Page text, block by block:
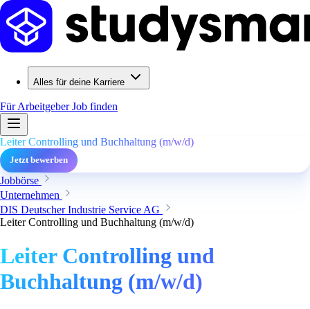
Alles für deine Karriere
Für ArbeitgeberJob finden
Leiter Controlling und Buchhaltung (m/w/d)
Jetzt bewerben
Jobbörse
Unternehmen
DIS Deutscher Industrie Service AG
Leiter Controlling und Buchhaltung (m/w/d)
Leiter Controlling und
Buchhaltung (m/w/d)